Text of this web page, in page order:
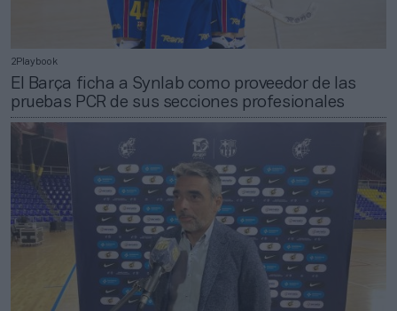
2Playbook
El Barça ficha a Synlab como proveedor de las
pruebas PCR de sus secciones profesionales